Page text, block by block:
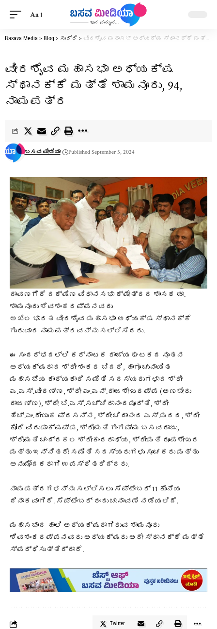
Aa
Basava Media > Blog > ಸುದ್ದಿ > ವೀರಶೈವ ಮಹಾಸಭಾ ಅಧ್ಯಕ್ಷ ಸ್ಥಾನಕ್ಕೆ ಮತ್ತೆ ಶಾಮನೂರು, 94, ನಾಮಪತ್ರ
ವೀರಶೈವ ಮಹಾಸಭಾ ಅಧ್ಯಕ್ಷ
ಸ್ಥಾನಕ್ಕೆ ಮತ್ತೆ ಶಾಮನೂರು, 94,
ನಾಮಪತ್ರ
ಬಸವ ಮೀಡಿಯಾ Published September 5, 2024
ದಾವಣಗೆರೆ ದಕ್ಷಿಣ ವಿಧಾನಸಭಾ ಕ್ಷೇತ್ರದ ಶಾಸಕ ಡಾ.
ಶಾಮನೂರು ಶಿವಶಂಕರಪ್ಪನವರು
ಅಖಿಲ ಭಾರತ ವೀರಶೈವ ಮಹಾಸಭಾ ಅಧ್ಯಕ್ಷ ಸ್ಥಾನಕ್ಕೆ
ಗುರುವಾರ ನಾಮಪತ್ರವನ್ನು ಸಲ್ಲಿಸಿದರು.
ಈ ಸಂದರ್ಭದಲ್ಲಿ ಕರ್ನಾಟಕ ರಾಜ್ಯ ಘಟಕದ ನೂತನ
ಅಧ್ಯಕ್ಷರಾದ ಶ್ರೀ ಶಂಕರ ಬಿದರಿ, ಹಾಗೂ ಚುನಾಯಿತ
ಮಹಾಸಭೆಯ ಕಾರ್ಯಕಾರಿ ಸಮಿತಿ ಸದಸ್ಯರುಗಳಾದ ಶ್ರೀ
ಎ.ಎಸ್.ವೀರಣ್ಣ, ಶ್ರೀ ಎಂ.ಎನ್.ರಾಜಶೇಖರಪ್ಪ (ಅಣಬೇರು
ರಾಜಣ್ಣ), ಶ್ರೀ ಬಿ.ಎಸ್.ಸಚ್ಚಿದಾನಂದಮೂರ್ತಿ, ಶ್ರೀ
ಹೆಚ್.ಎಂ.ರೇಣುಕ ಪ್ರಸನ್ನ, ಶ್ರೀ ಚಿದಾನಂದ ಎಸ್.ಮಠದ, ಶ್ರೀ
ಕೋರಿ ವಿರುಪಾಕ್ಷಪ್ಪ, ಶ್ರೀಮತಿ ಗಂಗಮ್ಮ ಬಸವರಾಜು,
ಶ್ರೀಮತಿ ಚಂದ್ರಕಲ ಶ್ರೀಕಂಠರಾಧ್ಯ, ಶ್ರೀಮತಿ ರೂಪಶೇಖರ
ಮತ್ತು ಇನ್ನಿತರೇ ಸಮಿತಿ ಸದಸ್ಯರುಗಳು ಸೂಚಕರು ಮತ್ತು
ಅನುಮೋದಕರಾಗಿ ಉಪಸ್ಥಿತರಿದ್ದರು.
ನಾಮಪತ್ರಗಳನ್ನು ಸಲ್ಲಿಸಲು ಸೆಪ್ಟೆಂಬರ್ 11 ಕೊನೆಯ
ದಿನಾಂಕವಾಗಿದೆ. ಸೆಪ್ಟೆಂಬರ್ ರಂದು ಚುನಾವಣೆ ನಡೆಯಲಿದೆ.
ಮಹಾಸಭಾದ ಹಾಲಿ ಅಧ್ಯಕ್ಷರಾಗಿರುವ ಶಾಮನೂರು
ಶಿವಶಂಕರಪ್ಪನವರು ಅಧ್ಯಕ್ಷರು ಅದೇ ಸ್ಥಾನಕ್ಕೆ ಮತ್ತೆ
ಸ್ಪರ್ಧಿಸುತ್ತಿದ್ದಾರೆ.
Twitter